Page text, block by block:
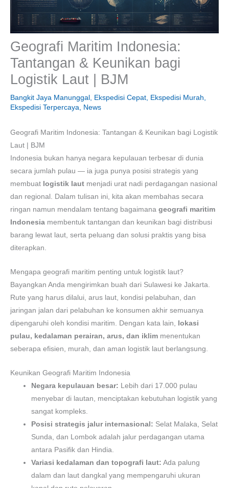
Geografi Maritim Indonesia:
Tantangan & Keunikan bagi
Logistik Laut | BJM
Bangkit Jaya Manunggal Ekspedisi Cepat Ekspedisi Murah
Ekspedisi Terpercaya
News
Geografi Maritim Indonesia: Tantangan & Keunikan bagi Logistik
Laut | BJM
Indonesia bukan hanya negara kepulauan terbesar di dunia
secara jumlah pulau — ia juga punya posisi strategis yang
membuat logistik laut menjadi urat nadi perdagangan nasional
dan regional. Dalam tulisan ini, kita akan membahas secara
ringan namun mendalam tentang bagaimana geografi maritim
Indonesia membentuk tantangan dan keunikan bagi distribusi
barang lewat laut, serta peluang dan solusi praktis yang bisa
diterapkan.
Mengapa geografi maritim penting untuk logistik laut?
Bayangkan Anda mengirimkan buah dari Sulawesi ke Jakarta.
Rute yang harus dilalui, arus laut, kondisi pelabuhan, dan
jaringan jalan dari pelabuhan ke konsumen akhir semuanya
dipengaruhi oleh kondisi maritim. Dengan kata lain,
lokasi
pulau, kedalaman perairan, arus, dan iklim menentukan
seberapa efisien, murah, dan aman logistik laut berlangsung.
Keunikan Geografi Maritim Indonesia
Negara kepulauan besar: Lebih dari 17.000 pulau
menyebar di lautan, menciptakan kebutuhan logistik yang
sangat kompleks.
Posisi strategis jalur internasional: Selat Malaka, Selat
Sunda, dan Lombok adalah jalur perdagangan utama
antara Pasifik dan Hindia.
Variasi kedalaman dan topografi laut: Ada palung
dalam dan laut dangkal yang mempengaruhi ukuran